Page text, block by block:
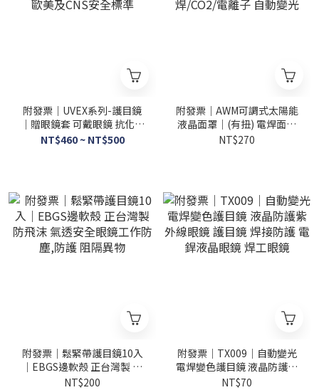
附發票｜UVEX系列-護目鏡
｜贈眼鏡套 可戴眼鏡 抗化學
防塵 德國製造 平行輸入 符合
NT$460 ~ NT$500
附發票｜AWM可調式太陽能
液晶面罩｜(有扭) 電焊面罩
焊接面罩 護目鏡 氬焊/CO2/
NT$270
附發票｜鬆緊帶護目鏡10入
｜EBGS邊軟殼 正台灣製 防
飛沫 氣透安全眼鏡工作防塵,
NT$200
附發票｜TX009｜自動變光
電焊變色護目鏡 液晶防護紫
外線眼鏡 護目鏡 焊接防護 電
NT$70